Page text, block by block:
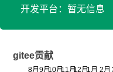
开发平台：暂无信息
gitee贡献